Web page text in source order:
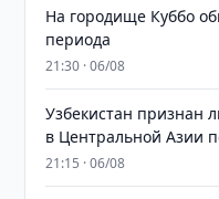
На городище Куббо
периода
21:30 · 06/08
Узбекистан признан
в Центральной Азии
21:15 · 06/08